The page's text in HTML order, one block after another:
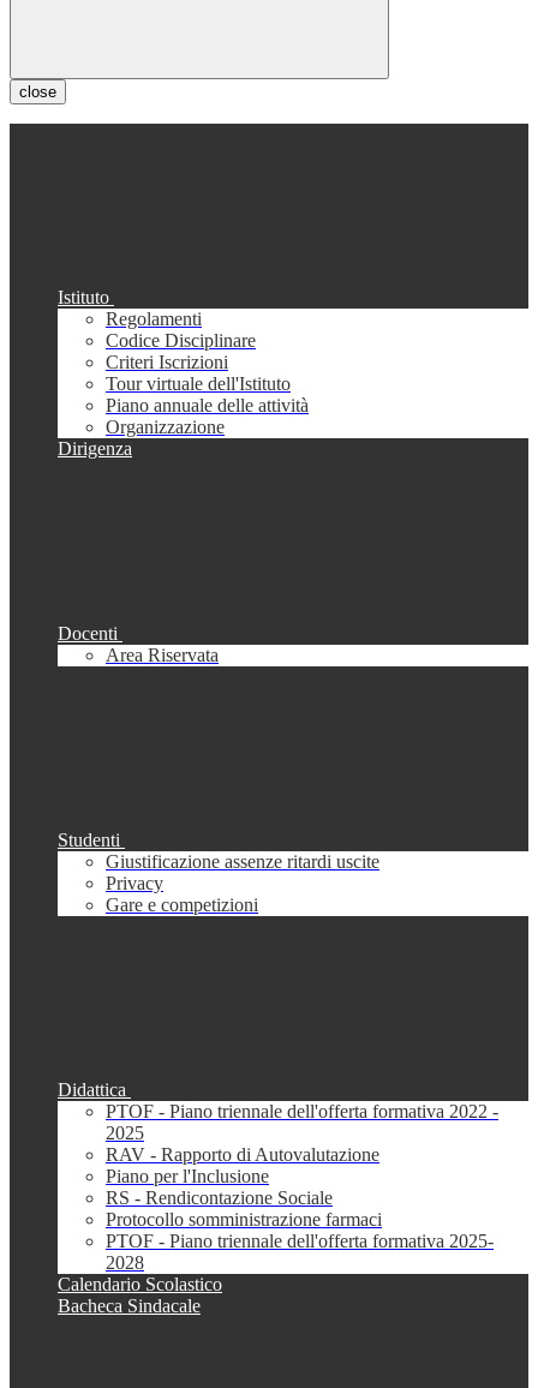
close
Istituto
Regolamenti
Codice Disciplinare
Criteri Iscrizioni
Tour virtuale dell'Istituto
Piano annuale delle attività
Organizzazione
Dirigenza
Docenti
Area Riservata
Studenti
Giustificazione assenze ritardi uscite
Privacy
Gare e competizioni
Didattica
PTOF - Piano triennale dell'offerta formativa 2022 -
2025
RAV - Rapporto di Autovalutazione
Piano per l'Inclusione
RS - Rendicontazione Sociale
Protocollo somministrazione farmaci
PTOF - Piano triennale dell'offerta formativa 2025-
2028
Calendario Scolastico
Bacheca Sindacale